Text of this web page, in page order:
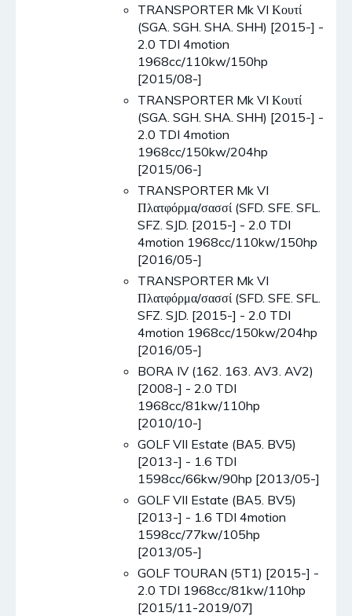
TRANSPORTER Mk VI Κουτί
(SGA. SGH. SHA. SHH) [2015-] -
2.0 TDI 4motion
1968cc/110kw/150hp
[2015/08-]
TRANSPORTER Mk VI Κουτί
(SGA. SGH. SHA. SHH) [2015-] -
2.0 TDI 4motion
1968cc/150kw/204hp
[2015/06-]
TRANSPORTER Mk VI
Πλατφόρμα/σασσί (SFD. SFE. SFL.
SFZ. SJD. [2015-] - 2.0 TDI
4motion 1968cc/110kw/150hp
[2016/05-]
TRANSPORTER Mk VI
Πλατφόρμα/σασσί (SFD. SFE. SFL.
SFZ. SJD. [2015-] - 2.0 TDI
4motion 1968cc/150kw/204hp
[2016/05-]
BORA IV (162. 163. AV3. AV2)
[2008-] - 2.0 TDI
1968cc/81kw/110hp
[2010/10-]
GOLF VII Estate (BA5. BV5)
[2013-] - 1.6 TDI
1598cc/66kw/90hp [2013/05-]
GOLF VII Estate (BA5. BV5)
[2013-] - 1.6 TDI 4motion
1598cc/77kw/105hp
[2013/05-]
GOLF TOURAN (5T1) [2015-] -
2.0 TDI 1968cc/81kw/110hp
[2015/11-2019/07]